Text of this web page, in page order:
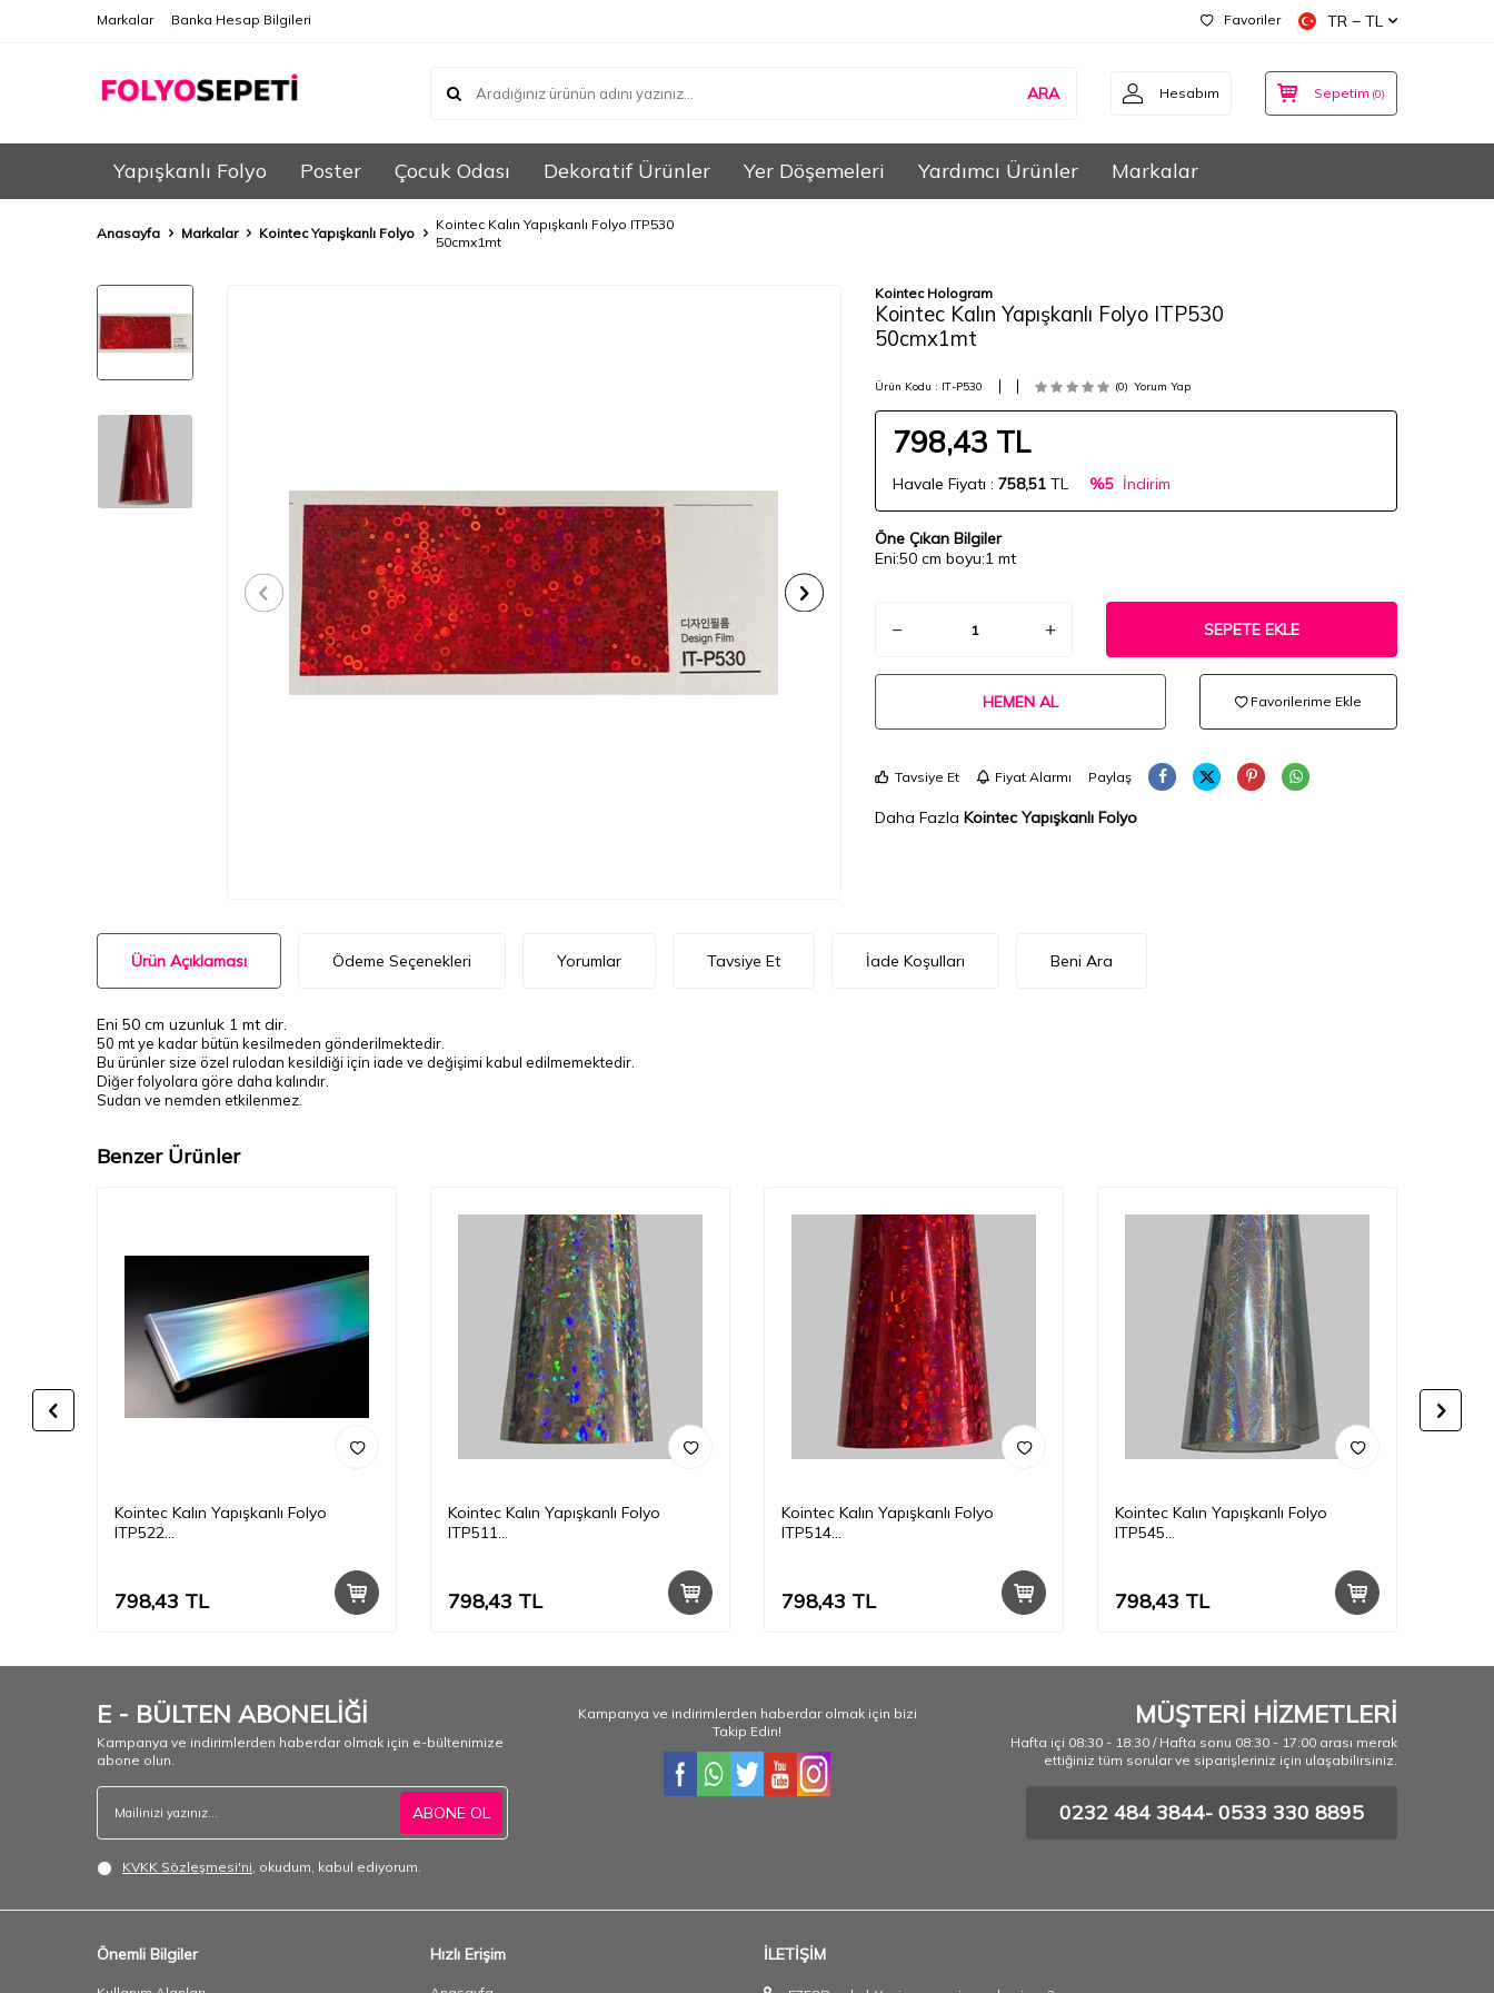
Markalar Banka Hesap Bilgileri Favoriler TR − TL
ARA Hesabım Sepetim (0)
Yapışkanlı Folyo Poster Çocuk Odası Dekoratif Ürünler Yer Döşemeleri Yardımcı Ürünler Markalar
Anasayfa Markalar Kointec Yapışkanlı Folyo
Kointec Kalın Yapışkanlı Folyo ITP530
50cmx1mt
Kointec Hologram
Kointec Kalın Yapışkanlı Folyo ITP530
50cmx1mt
Ürün Kodu : IT-P530 (0) Yorum Yap
798,43 TL
Havale Fiyatı : 758,51 TL %5 İndirim
Öne Çıkan Bilgiler
Eni:50 cm boyu:1 mt
SEPETE EKLE
HEMEN AL Favorilerime Ekle
Tavsiye Et Fiyat Alarmı Paylaş
Daha Fazla Kointec Yapışkanlı Folyo
Ürün Açıklaması Ödeme Seçenekleri Yorumlar Tavsiye Et İade Koşulları Beni Ara
Eni 50 cm uzunluk 1 mt dir.
50 mt ye kadar bütün kesilmeden gönderilmektedir.
Bu ürünler size özel rulodan kesildiği için iade ve değişimi kabul edilmemektedir.
Diğer folyolara göre daha kalındır.
Sudan ve nemden etkilenmez.
Benzer Ürünler
Kointec Kalın Yapışkanlı Folyo
ITP522
798,43 TL
Kointec Kalın Yapışkanlı Folyo
ITP511
798,43 TL
Kointec Kalın Yapışkanlı Folyo
ITP514
798,43 TL
Kointec Kalın Yapışkanlı Folyo
ITP545
798,43 TL
E - BÜLTEN ABONELİĞİ
Kampanya ve indirimlerden haberdar olmak için e-bültenimize
abone olun.
ABONE OL
KVKK Sözleşmesi'ni, okudum, kabul ediyorum.
Kampanya ve indirimlerden haberdar olmak için bizi
Takip Edin!
MÜŞTERİ HİZMETLERİ
Hafta içi 08:30 - 18:30 / Hafta sonu 08:30 - 17:00 arası merak
ettiğiniz tüm sorular ve siparişleriniz için ulaşabilirsiniz.
0232 484 3844- 0533 330 8895
Önemli Bilgiler Hızlı Erişim İLETİŞİM